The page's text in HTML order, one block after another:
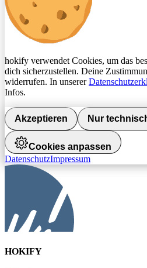
hokify verwendet Cookies, um das
dich sicherzustellen. Deine
widerrufen. In unserer
Infos.
Akzeptieren Nur
Cookies anpassen
DatenschutzImpressum
HOKIFY